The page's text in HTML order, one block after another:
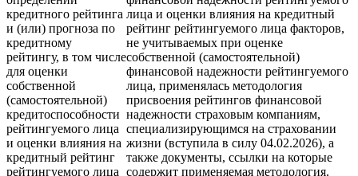
кредитного рейтинга
и (или) прогноза по
кредитному
рейтингу, в том числе
для оценки
собственной
(самостоятельной)
кредитоспособности
рейтингуемого лица
и оценки влияния на
кредитный рейтинг
рейтингуемого лица
лица и оценки влияния на кредитный
рейтинг рейтингуемого лица факторов,
не учитываемых при оценке
собственной (самостоятельной)
финансовой надежности рейтингуемого
лица, применялась методология
присвоения рейтингов финансовой
надежности страховым компаниям,
специализирующимся на страховании
жизни (вступила в силу 04.02.2026), а
также документы, ссылки на которые
содержит применяемая методология.